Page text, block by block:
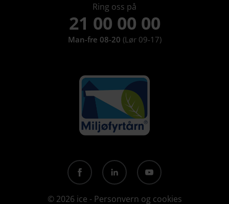
Ring oss på
21 00 00 00
Man-fre 08-20 (Lør 09-17)
© 2026 ice - Personvern og cookies